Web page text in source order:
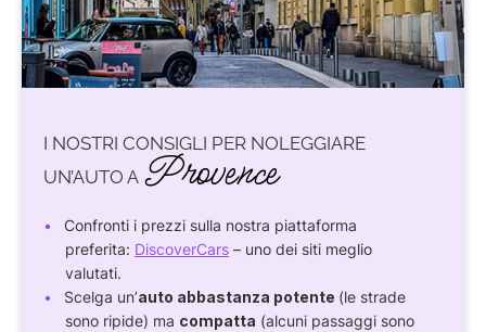
I NOSTRI CONSIGLI PER NOLEGGIARE
UN’AUTO A Provence
Confronti i prezzi sulla nostra piattaforma
preferita: DiscoverCars – uno dei siti meglio
valutati.
Scelga un’auto abbastanza potente (le strade
sono ripide) ma compatta (alcuni passaggi sono